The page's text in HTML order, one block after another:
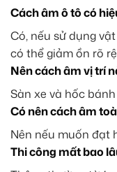
Cách âm ô tô có
Có, nếu sử dụng
có thể giảm ồn rõ
Nên cách âm vị trí
Sàn xe và hốc
Có nên cách âm
Nên nếu muốn đạt
Thi công mất bao